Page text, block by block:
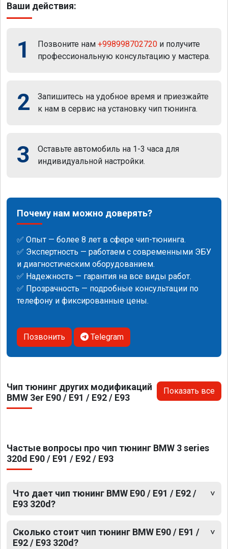
Ваши действия:
1 Позвоните нам +998998702720 и получите
профессиональную консультацию у мастера.
2
Запишитесь на удобное время и приезжайте
к нам в сервис на установку чип тюнинга.
3
Оставьте автомобиль на 1-3 часа для
индивидуальной настройки.
Почему нам можно доверять?
✅ Опыт — более 8 лет в сфере чип-тюнинга.
✅ Экспертность — работаем с современными ЭБУ
и диагностическим оборудованием.
✅ Надежность — гарантия на все виды работ.
✅ Прозрачность — подробные консультации по
телефону и фиксированные цены.
Позвонить Telegram
Чип тюнинг других модификаций
BMW 3er E90 / E91 / E92 / E93
Показать все
Частые вопросы про чип тюнинг BMW 3 series
320d E90 / E91 / E92 / E93
Что дает чип тюнинг BMW E90 / E91 / E92 /
E93 320d?
Сколько стоит чип тюнинг BMW E90 / E91 /
E92 / E93 320d?